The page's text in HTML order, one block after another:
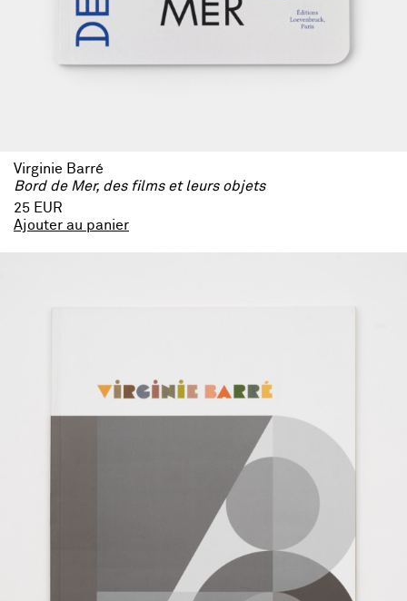
Virginie Barré
Bord de Mer, des films et leurs objets
25 EUR
Ajouter au panier